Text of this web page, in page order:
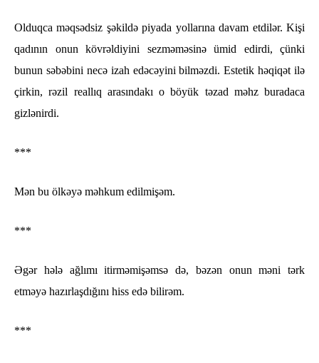
Olduqca məqsədsiz şəkildə piyada yollarına davam etdilər. Kişi
qadının onun kövrəldiyini sezməməsinə ümid edirdi, çünki
bunun səbəbini necə izah edəcəyini bilməzdi. Estetik həqiqət ilə
çirkin, rəzil reallıq arasındakı o böyük təzad məhz buradaca
gizlənirdi.
***
Mən bu ölkəyə məhkum edilmişəm.
***
Əgər hələ ağlımı itirməmişəmsə də, bəzən onun məni tərk
etməyə hazırlaşdığını hiss edə bilirəm.
***